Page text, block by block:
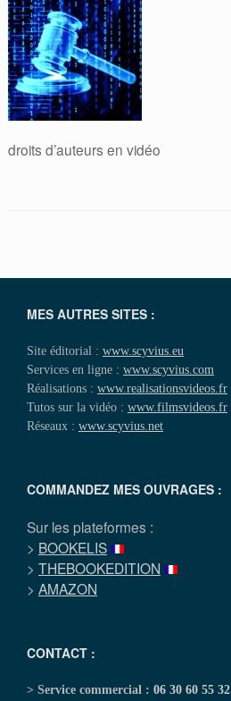
droits d’auteurs en vidéo
MES AUTRES SITES :
Site éditorial : www.scyvius.eu
Services en ligne : www.scyvius.com
Réalisations : www.realisationsvideos.fr
Tutos sur la vidéo : www.filmsvideos.fr
Réseaux : www.scyvius.net
COMMANDEZ MES OUVRAGES :
Sur les plateformes :
> BOOKELIS
> THEBOOKEDITION
> AMAZON
CONTACT :
> Service commercial : 06 30 60 55 32